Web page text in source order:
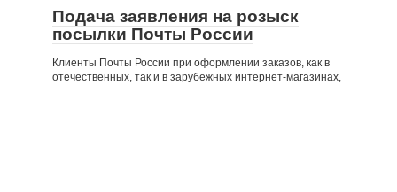
Подача заявления на розыск
посылки Почты России
Клиенты Почты России при оформлении заказов, как в
отечественных, так и в зарубежных интернет-магазинах,